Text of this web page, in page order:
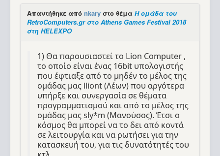
Απαντήθηκε από nkary στο θέμα Η ομάδα του
RetroComputers.gr στο Athens Games Festival 2018
στη HELEXPO
1) Θα παρουσιαστεί το Lion Computer ,
το οποίο είναι ένας 16bit υπολογιστής
που έφτιαξε από το μηδέν το μέλος της
ομάδας μας lliont (Λέων) που αργότερα
υπήρξε και συνεργασία σε θέματα
προγραμματισμού και από το μέλος της
ομάδας μας sly*m (Μανούσος). Έτσι ο
κόσμος θα μπορεί να το δει από κοντά
σε λειτουργία και να ρωτήσει για την
κατασκευή του, για τις δυνατότητές του